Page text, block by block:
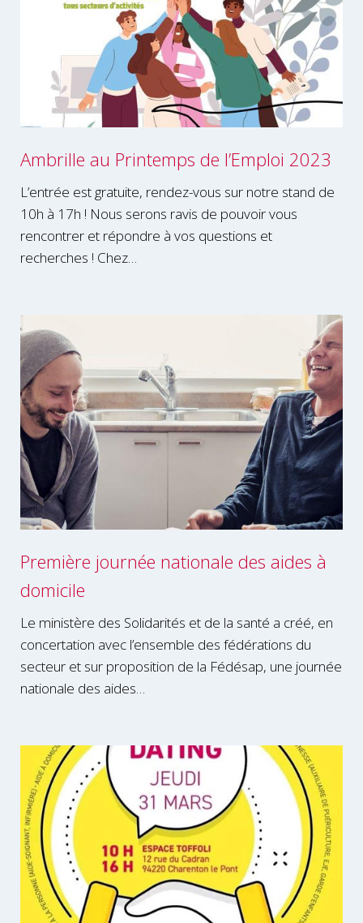
Ambrille au Printemps de l’Emploi 2023
L’entrée est gratuite, rendez-vous sur notre stand de
10h à 17h ! Nous serons ravis de pouvoir vous
rencontrer et répondre à vos questions et
recherches ! Chez…
Première journée nationale des aides à
domicile
Le ministère des Solidarités et de la santé a créé, en
concertation avec l’ensemble des fédérations du
secteur et sur proposition de la Fédésap, une journée
nationale des aides…